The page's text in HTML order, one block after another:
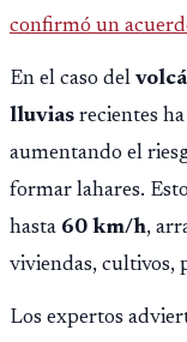
confirmó un
En el caso del
lluvias recientes
aumentando el
formar lahares.
hasta 60 km/h,
viviendas, cultivos,
Los expertos